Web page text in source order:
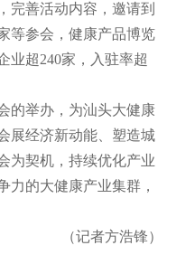
完善活动内容，邀请到
等参会，健康产品博览
业超240家，入驻率超
举办，为汕头大健康
展经济新动能、塑造城
为契机，持续优化产业
力的大健康产业集群，
（记者方浩锋）